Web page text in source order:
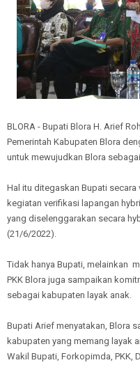
BLORA - Bupati Blora H. Arief
Pemerintah Kabupaten Blora
untuk mewujudkan Blora
Hal itu ditegaskan Bupati
kegiatan verifikasi lapangan
yang diselenggarakan secara
(21/6/2022).
Tidak hanya Bupati, melainkan
PKK Blora juga sampaikan
sebagai kabupaten layak anak.
Bupati Arief menyatakan, Blora
kabupaten yang memang layak
Wakil Bupati, Forkopimda, PKK,